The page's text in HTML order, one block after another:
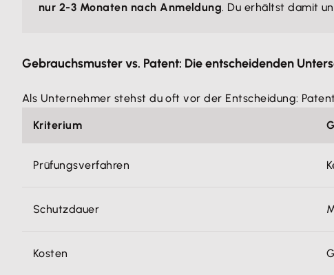
nur 2-3 Monaten nach Anmeldung. Du erhältst damit
Gebrauchsmuster vs. Patent: Die entscheidenden
Als Unternehmer stehst du oft vor der Entscheidung:
Kriterium
Prüfungsverfahren
Schutzdauer
Kosten